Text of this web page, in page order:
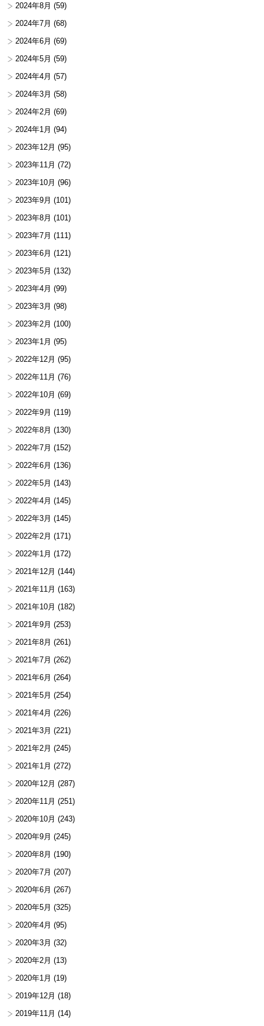
2024年8月 (59)
2024年7月 (68)
2024年6月 (69)
2024年5月 (59)
2024年4月 (57)
2024年3月 (58)
2024年2月 (69)
2024年1月 (94)
2023年12月 (95)
2023年11月 (72)
2023年10月 (96)
2023年9月 (101)
2023年8月 (101)
2023年7月 (111)
2023年6月 (121)
2023年5月 (132)
2023年4月 (99)
2023年3月 (98)
2023年2月 (100)
2023年1月 (95)
2022年12月 (95)
2022年11月 (76)
2022年10月 (69)
2022年9月 (119)
2022年8月 (130)
2022年7月 (152)
2022年6月 (136)
2022年5月 (143)
2022年4月 (145)
2022年3月 (145)
2022年2月 (171)
2022年1月 (172)
2021年12月 (144)
2021年11月 (163)
2021年10月 (182)
2021年9月 (253)
2021年8月 (261)
2021年7月 (262)
2021年6月 (264)
2021年5月 (254)
2021年4月 (226)
2021年3月 (221)
2021年2月 (245)
2021年1月 (272)
2020年12月 (287)
2020年11月 (251)
2020年10月 (243)
2020年9月 (245)
2020年8月 (190)
2020年7月 (207)
2020年6月 (267)
2020年5月 (325)
2020年4月 (95)
2020年3月 (32)
2020年2月 (13)
2020年1月 (19)
2019年12月 (18)
2019年11月 (14)